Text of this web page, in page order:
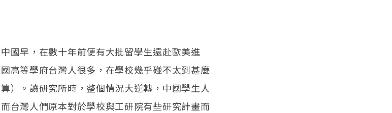
國早，在數十年前便有大批留學生遠赴歐美進
高等學府台灣人很多，在學校幾乎碰不太到甚麼
）。讀研究所時，整個情況大逆轉，中國學生人
台灣人們原本對於學校與工研院有些研究計畫而